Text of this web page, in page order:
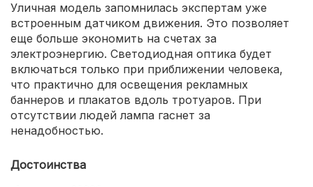
Уличная модель запомнилась экспертам уже
встроенным датчиком движения. Это позволяет
еще больше экономить на счетах за
электроэнергию. Светодиодная оптика будет
включаться только при приближении человека,
что практично для освещения рекламных
баннеров и плакатов вдоль тротуаров. При
отсутствии людей лампа гаснет за
ненадобностью.
Достоинства